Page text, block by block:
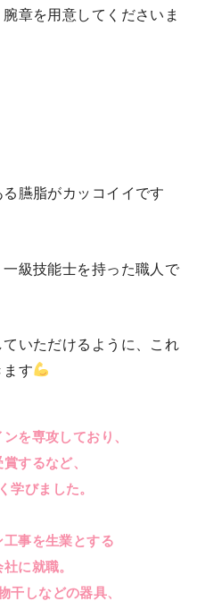
章を用意してくださいま
臙脂がカッコイイです
級技能士を持った職人で
いただけるように、これ
す
を専攻しており、
するなど、
学びました。
事を生業とする
に就職。
干しなどの器具、